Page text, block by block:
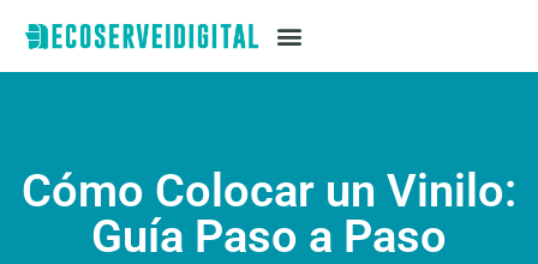
Cómo Colocar un Vinilo:
Guía Paso a Paso